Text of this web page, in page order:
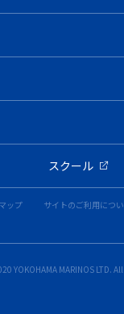
スクール
ップ サイトのご利用につ
YOKOHAMA MARINOS LTD.